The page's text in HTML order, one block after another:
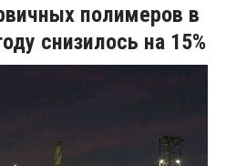
полимеров в
снизилось на 15%